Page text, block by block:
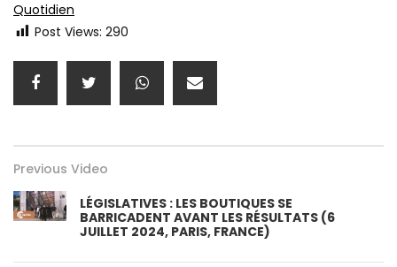
Quotidien
Post Views: 290
Previous Video
LÉGISLATIVES : LES BOUTIQUES SE
BARRICADENT AVANT LES RÉSULTATS (6
JUILLET 2024, PARIS, FRANCE)